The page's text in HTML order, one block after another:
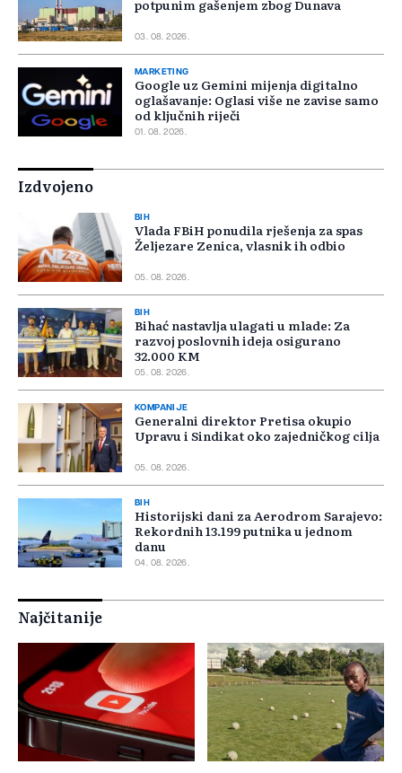
potpunim gašenjem zbog Dunava
03. 08. 2026.
MARKETING
Google uz Gemini mijenja digitalno
oglašavanje: Oglasi više ne zavise samo
od ključnih riječi
01. 08. 2026.
Izdvojeno
BIH
Vlada FBiH ponudila rješenja za spas
Željezare Zenica, vlasnik ih odbio
05. 08. 2026.
BIH
Bihać nastavlja ulagati u mlade: Za
razvoj poslovnih ideja osigurano
32.000 KM
05. 08. 2026.
KOMPANIJE
Generalni direktor Pretisa okupio
Upravu i Sindikat oko zajedničkog cilja
05. 08. 2026.
BIH
Historijski dani za Aerodrom Sarajevo:
Rekordnih 13.199 putnika u jednom
danu
04. 08. 2026.
Najčitanije